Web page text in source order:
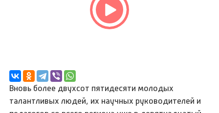
Вновь более двухсот пятидесяти молодых
талантливых людей, их научных руководителей и